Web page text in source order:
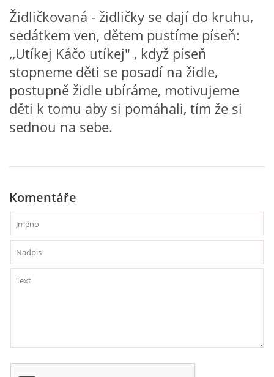
VÝTVARNÉ AKTIVITY - ZIMA
CHARAKTERISTIKA ROČNÍCH OBDOBÍ
BÁSNĚ K TÉMATU JARO
POHYBOVÉ AKTIVITY NA TÉMA JARO
POHYBOVÉ AKTIVITY NA TÉMA LÉTO
Židličkovaná - židličky se dají do kruhu,
sedátkem ven, dětem pustíme píseň:
,,Utíkej Káčo utíkej" , když píseň
stopneme děti se posadí na židle,
postupně židle ubíráme, motivujeme
děti k tomu aby si pomáhali, tím že si
sednou na sebe.
Komentáře